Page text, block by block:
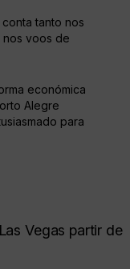
tanto nos
voos de
económica
Alegre
para
Vegas partir de